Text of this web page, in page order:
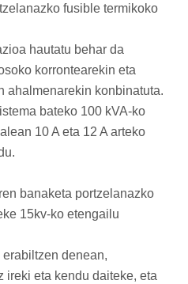
fusible termikoko
hautatu behar da
korrontearekin eta
ahalmenarekin konbinatuta.
bateko 100 kVA-ko
10 A eta 12 A arteko
banaketa portzelanazko
15kv-ko etengailu
denean,
ireki eta kendu daiteke, eta